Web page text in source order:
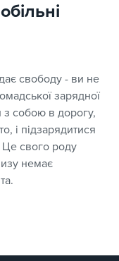
свободу - ви не
зарядної
з собою в дорогу,
і підзарядитися
Це свого роду
немає